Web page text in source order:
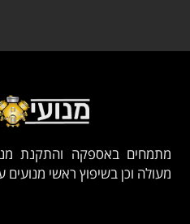
מתמחים באספקה והתקנת
מעולה וכן בשיפוץ ראשי מנועים